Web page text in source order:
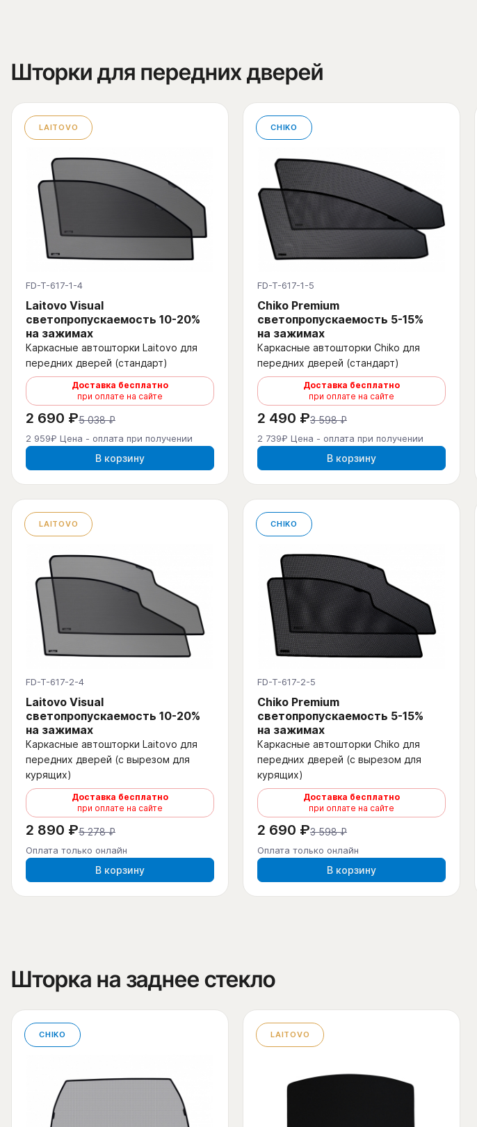
Шторки для передних дверей
LAITOVO
FD-T-617-1-4
Laitovo Visual
светопропускаемость 10-20%
на зажимах
Каркасные автошторки Laitovo для
передних дверей (стандарт)
Доставка бесплатно
при оплате на сайте
2 690 ₽5 038 ₽
2 959₽ Цена - оплата при получении
В корзину
CHIKO
FD-T-617-1-5
Chiko Premium
светопропускаемость 5-15%
на зажимах
Каркасные автошторки Chiko для
передних дверей (стандарт)
Доставка бесплатно
при оплате на сайте
2 490 ₽3 598 ₽
2 739₽ Цена - оплата при получении
В корзину
LAITOVO
FD-T-617-2-4
Laitovo Visual
светопропускаемость 10-20%
на зажимах
Каркасные автошторки Laitovo для
передних дверей (с вырезом для
курящих)
Доставка бесплатно
при оплате на сайте
2 890 ₽5 278 ₽
Оплата только онлайн
В корзину
CHIKO
FD-T-617-2-5
Chiko Premium
светопропускаемость 5-15%
на зажимах
Каркасные автошторки Chiko для
передних дверей (с вырезом для
курящих)
Доставка бесплатно
при оплате на сайте
2 690 ₽3 598 ₽
Оплата только онлайн
В корзину
Шторка на заднее стекло
CHIKO LAITOVO